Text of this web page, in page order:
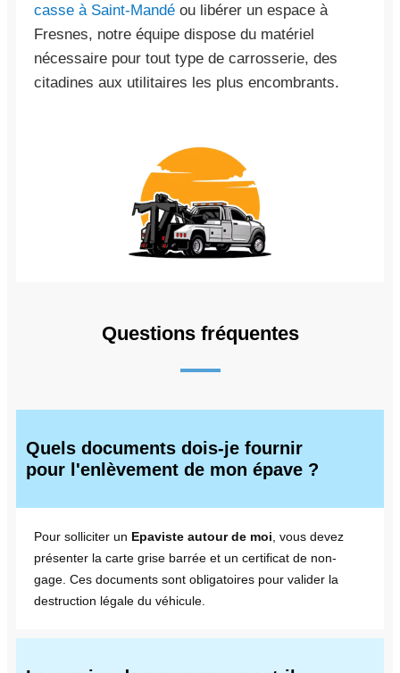
casse à Saint-Mandé ou libérer un espace à
Fresnes, notre équipe dispose du matériel
nécessaire pour tout type de carrosserie, des
citadines aux utilitaires les plus encombrants.
Questions fréquentes
Quels documents dois-je fournir
pour l'enlèvement de mon épave ?
Pour solliciter un Epaviste autour de moi , vous devez
présenter la carte grise barrée et un certificat de non-
gage. Ces documents sont obligatoires pour valider la
destruction légale du véhicule.